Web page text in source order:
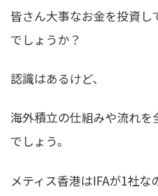
皆さん大事なお金を投資
でしょうか？
認識はあるけど、
海外積立の仕組みや流れ
でしょう。
メティス香港はIFAが1社な